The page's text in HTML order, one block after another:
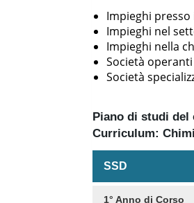
Impieghi
Impieghi nel
Impieghi nella
Società
Società
Piano di studi del
Curriculum:
SSD
1° Anno di Corso